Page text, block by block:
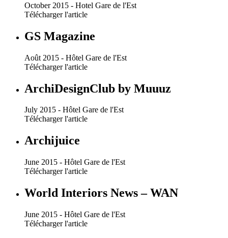
October 2015 - Hotel Gare de l'Est
Télécharger l'article
GS Magazine
Août 2015 - Hôtel Gare de l'Est
Télécharger l'article
ArchiDesignClub by Muuuz
July 2015 - Hôtel Gare de l'Est
Télécharger l'article
Archijuice
June 2015 - Hôtel Gare de l'Est
Télécharger l'article
World Interiors News – WAN
June 2015 - Hôtel Gare de l'Est
Télécharger l'article